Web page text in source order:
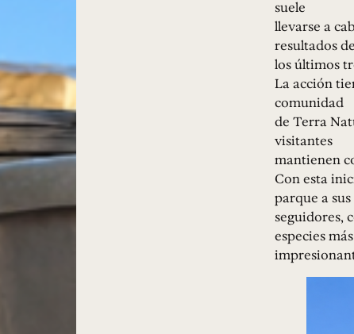
suele
llevarse a
resultados de
los últimos
La acción
comunidad
de Terra
visitantes
mantienen
Con esta
parque a sus
seguidores,
especies más